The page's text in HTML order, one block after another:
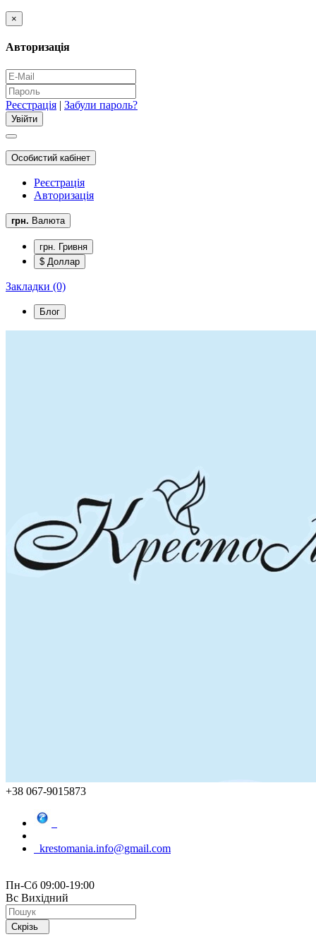
×
Авторизація
Реєстрація | Забули пароль?
Особистий кабінет
Реєстрація
Авторизація
грн. Валюта
грн. Гривня
$ Доллар
Закладки (0)
Блог
+38 067-9015873
krestomania.info@gmail.com
Пн-Сб 09:00-19:00
Вс Вихідний
Скрізь